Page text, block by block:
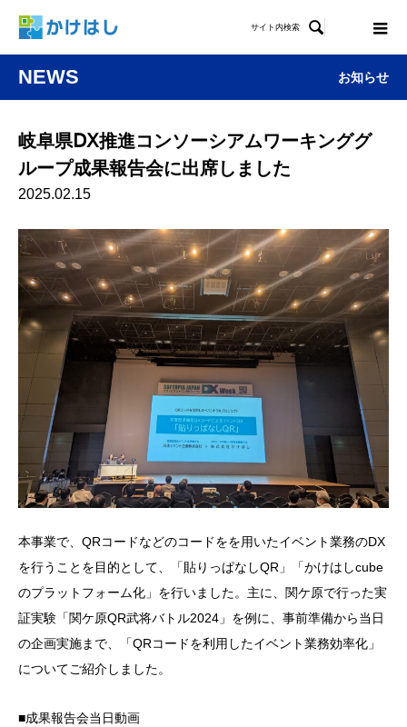
サイト内検索 
NEWS お知らせ
岐阜県ⅮⅩ推進コンソーシアムワーキンググ
ループ成果報告会に出席しました
2025.02.15
本事業で、QRコードなどのコードをを用いたイベント業務のDX
を行うことを目的として、「貼りっぱなしQR」「かけはしcube
のプラットフォーム化」を行いました。主に、関ケ原で行った実
証実験「関ケ原QR武将バトル2024」を例に、事前準備から当日
の企画実施まで、「QRコードを利用したイベント業務効率化」
についてご紹介しました。
■成果報告会当日動画